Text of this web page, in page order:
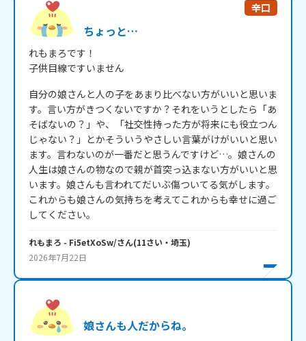
辛口
ちょっと…
れもまろです！
子供目線ですいません
自分の娘さんと人の子をあまり比べない方がいいと思いま
す。言い方がきつくないですか？それをいうとしたら「あ
そばないの？」や、「社交性持った方が将来にも役立つん
じゃない？」とかそういうやさしい言葉がけがいいと思い
ます。言わないのが一番だと思うんですけど…。娘さんの
人生は娘さんの物なので親が首突っ込まない方がいいと思
います。娘さんも言われてだいぶ傷ついてる気がします。
これからも娘さんの気持ちを考えてこれからも幸せに過ご
してください。
れもまろ - Fi5etXoSw/さん(11さい・ 埼玉)
2026年7月22日
娘さんも人だからね。